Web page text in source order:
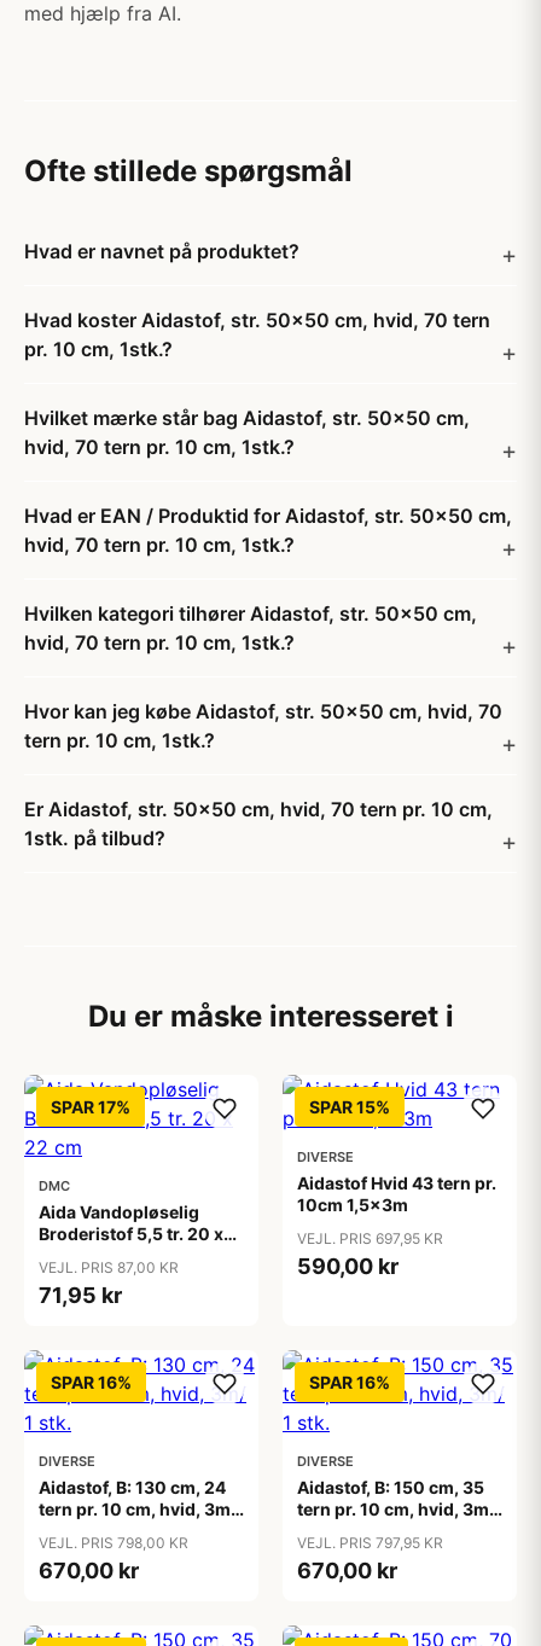
med hjælp fra AI.
Ofte stillede spørgsmål
Hvad er navnet på produktet?
Hvad koster Aidastof, str. 50x50 cm, hvid, 70 tern
pr. 10 cm, 1stk.?
Hvilket mærke står bag Aidastof, str. 50x50 cm,
hvid, 70 tern pr. 10 cm, 1stk.?
Hvad er EAN / Produktid for Aidastof, str. 50x50 cm,
hvid, 70 tern pr. 10 cm, 1stk.?
Hvilken kategori tilhører Aidastof, str. 50x50 cm,
hvid, 70 tern pr. 10 cm, 1stk.?
Hvor kan jeg købe Aidastof, str. 50x50 cm, hvid, 70
tern pr. 10 cm, 1stk.?
Er Aidastof, str. 50x50 cm, hvid, 70 tern pr. 10 cm,
1stk. på tilbud?
Du er måske interesseret i
SPAR 17%
DMC
Aida Vandopløselig
Broderistof 5,5 tr. 20 x
VEJL. PRIS 87,00 KR
71,95 kr
SPAR 15%
DIVERSE
Aidastof Hvid 43 tern pr.
10cm 1,5x3m
VEJL. PRIS 697,95 KR
590,00 kr
SPAR 16%
DIVERSE
Aidastof, B: 130 cm, 24
tern pr. 10 cm, hvid, 3m/
VEJL. PRIS 798,00 KR
670,00 kr
SPAR 16%
DIVERSE
Aidastof, B: 150 cm, 35
tern pr. 10 cm, hvid, 3m/
VEJL. PRIS 797,95 KR
670,00 kr